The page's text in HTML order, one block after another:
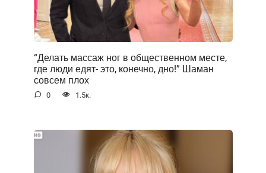
“Делать массаж ног в общественном месте,
где люди едят- это, конечно, дно!” Шаман
совсем плох
0 1.5к.